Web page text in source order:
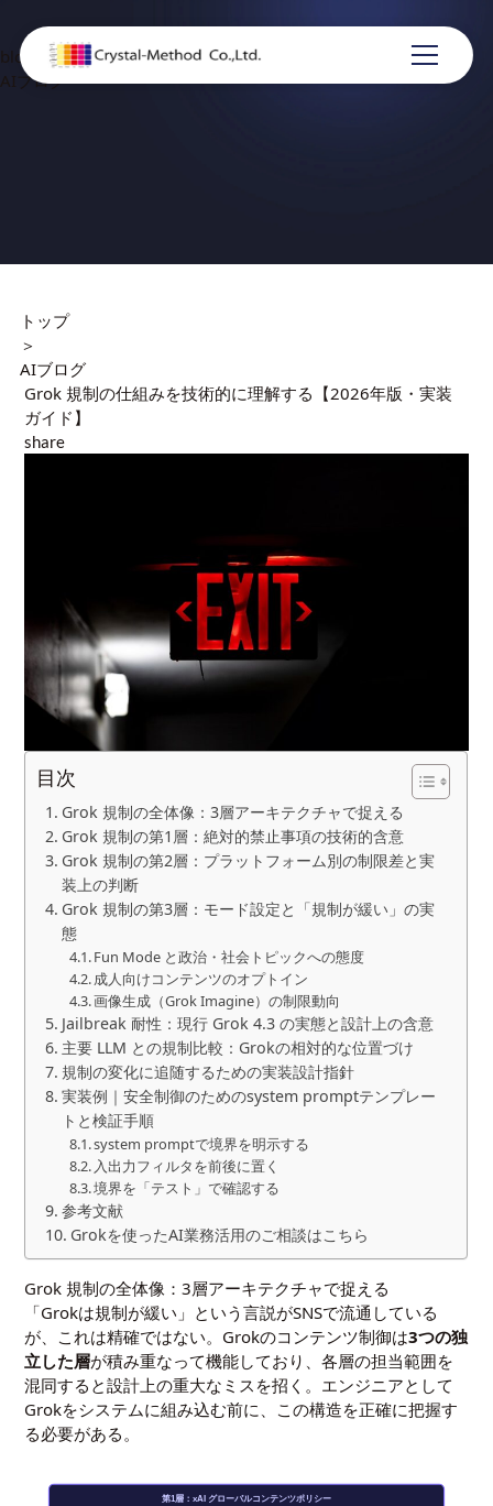
blog
AIブログ
トップ
＞
AIブログ
Grok 規制の仕組みを技術的に理解する【2026年版・実装
ガイド】
share
目次
Grok 規制の全体像：3層アーキテクチャで捉える
Grok 規制の第1層：絶対的禁止事項の技術的含意
Grok 規制の第2層：プラットフォーム別の制限差と実
装上の判断
Grok 規制の第3層：モード設定と「規制が緩い」の実
態
Fun Mode と政治・社会トピックへの態度
成人向けコンテンツのオプトイン
画像生成（Grok Imagine）の制限動向
Jailbreak 耐性：現行 Grok 4.3 の実態と設計上の含意
主要 LLM との規制比較：Grokの相対的な位置づけ
規制の変化に追随するための実装設計指針
実装例｜安全制御のためのsystem promptテンプレー
トと検証手順
system promptで境界を明示する
入出力フィルタを前後に置く
境界を「テスト」で確認する
参考文献
Grokを使ったAI業務活用のご相談はこちら
Grok 規制の全体像：3層アーキテクチャで捉える
「Grokは規制が緩い」という言説がSNSで流通している
が、これは精確ではない。Grokのコンテンツ制御は3つの独
立した層が積み重なって機能しており、各層の担当範囲を
混同すると設計上の重大なミスを招く。エンジニアとして
Grokをシステムに組み込む前に、この構造を正確に把握す
る必要がある。
第1層：xAI グローバルコンテンツポリシー